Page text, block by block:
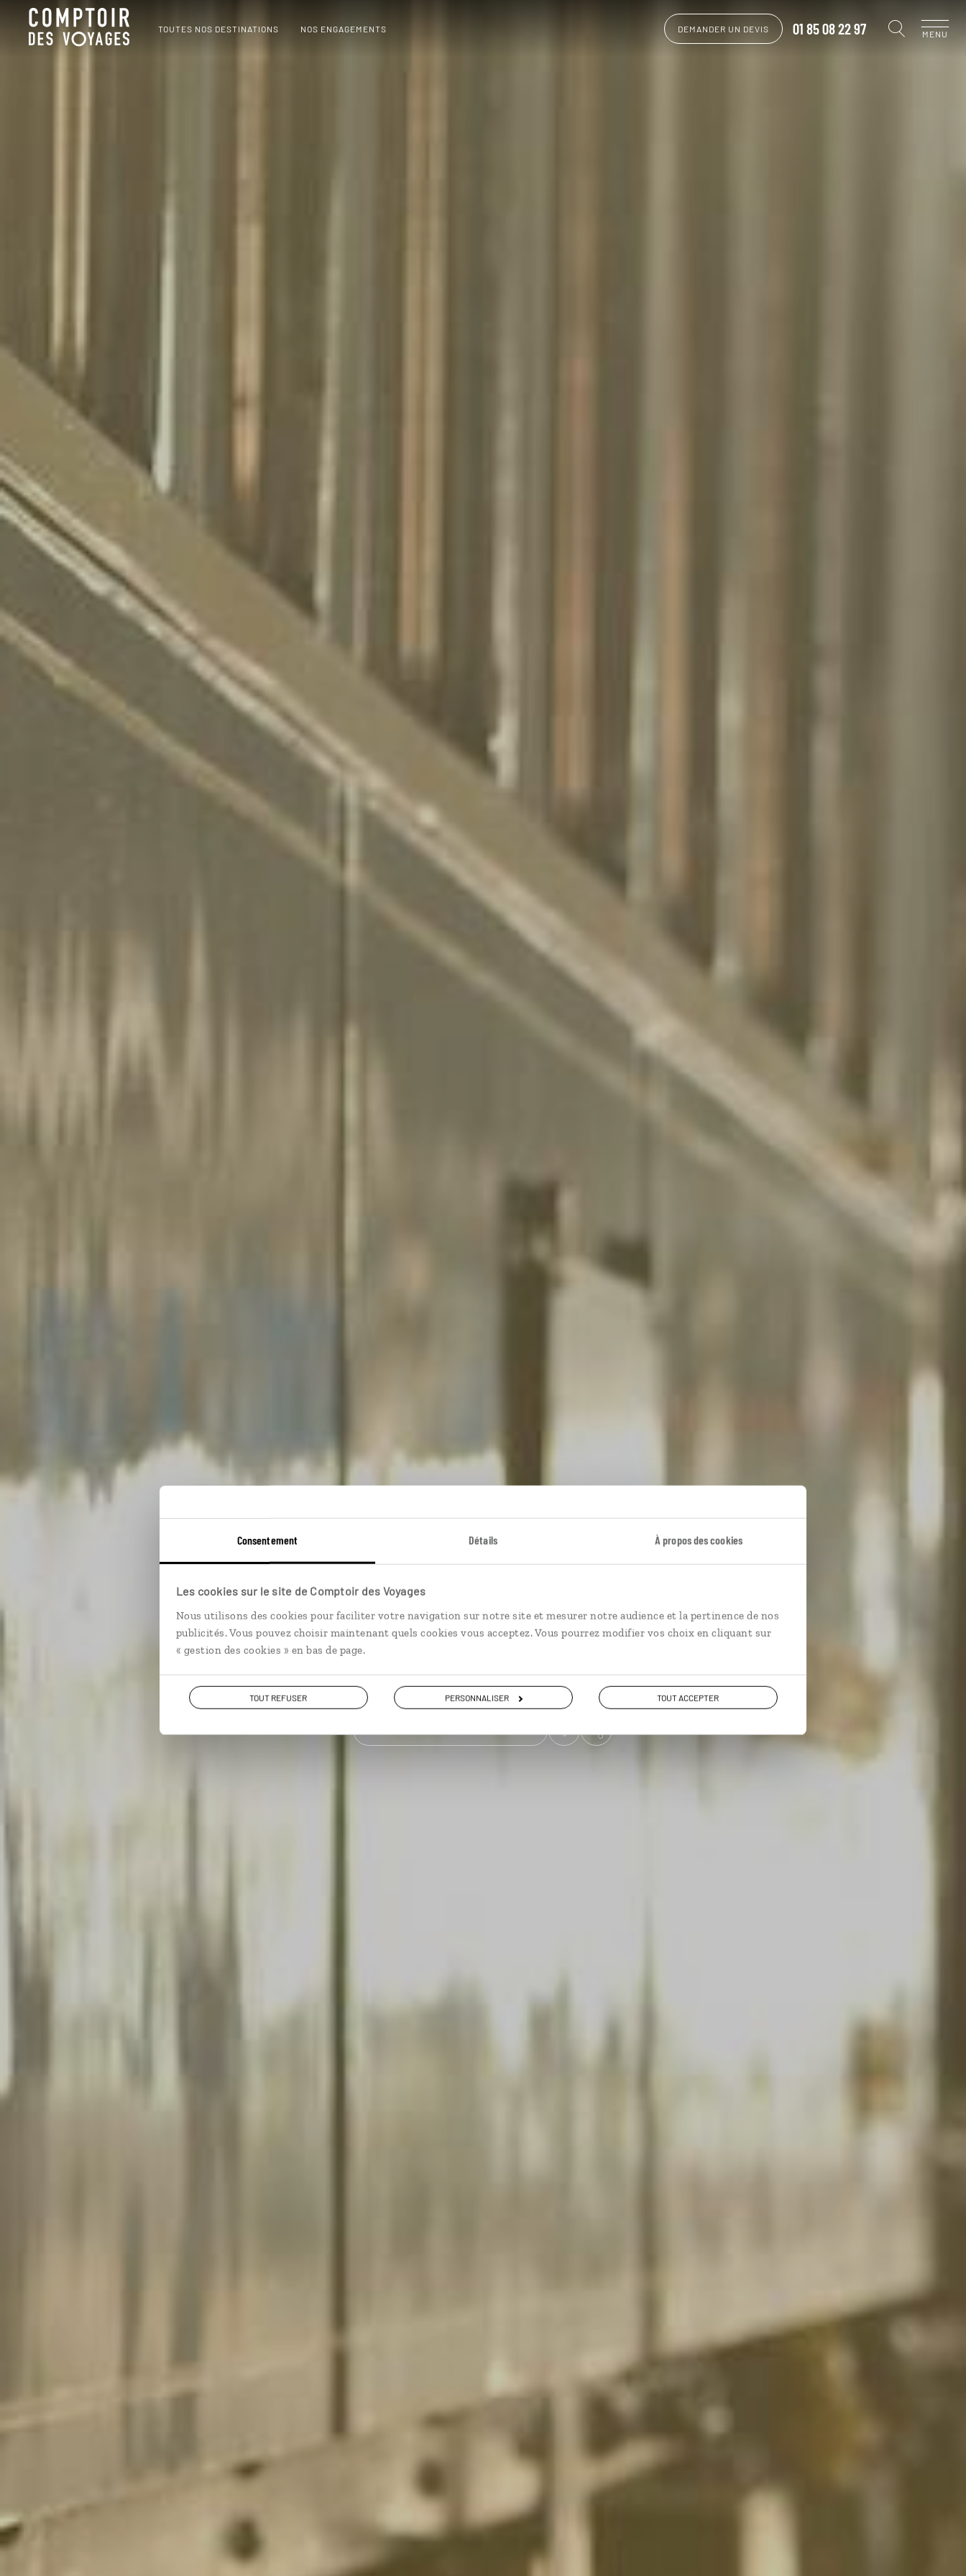
Consentement Détails À propos des cookies
Les cookies sur le site de Comptoir des Voyages
Nous utilisons des cookies pour faciliter votre navigation sur notre site et mesurer notre audience et la pertinence de nos
publicités. Vous pouvez choisir maintenant quels cookies vous acceptez. Vous pourrez modifier vos choix en cliquant sur
« gestion des cookies » en bas de page.
TOUT REFUSER PERSONNALISER TOUT ACCEPTER
TOUTES NOS DESTINATIONS NOS ENGAGEMENTS DEMANDER UN DEVIS 01 85 08 22 97 MENU
Un train pour la Sérénissime
Voyage en train Venice Simplon-Orient-Express jusqu’à Venise.
En train Voyage d'une vie
Voir les 1546 avis sur les voyages en Italie